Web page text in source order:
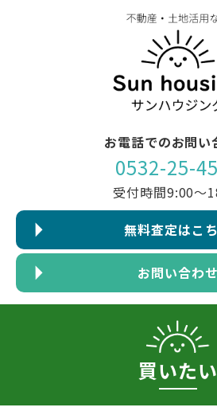
お電話でのお問い
0532-25-
受付時間9:00～
無料査定はこ
お問い合わせ
買いたい